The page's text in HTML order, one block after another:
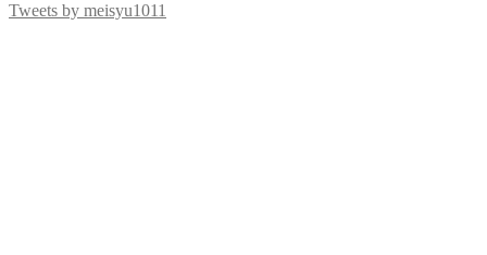
Tweets by meisyu1011